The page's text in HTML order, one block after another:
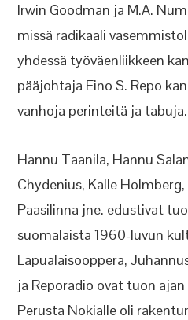
Irwin Goodman ja M.A.
missä radikaali
yhdessä työväenliikkeen
pääjohtaja Eino S. Repo
vanhoja perinteitä ja tabuja.
Hannu Taanila, Hannu
Chydenius, Kalle Holmberg,
Paasilinna jne. edustivat
suomalaista 1960-luvun
Lapualaisooppera,
ja Reporadio ovat tuon
Perusta Nokialle oli